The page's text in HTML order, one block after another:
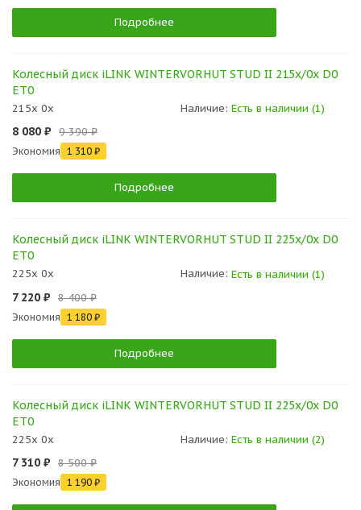
Подробнее
Колесный диск iLINK WINTERVORHUT STUD II 215x/0x D0
ET0
215x 0x Наличие: Есть в наличии (1)
8 080 ₽ 9 390 ₽
Экономия 1 310 ₽
Подробнее
Колесный диск iLINK WINTERVORHUT STUD II 225x/0x D0
ET0
225x 0x Наличие: Есть в наличии (1)
7 220 ₽ 8 400 ₽
Экономия 1 180 ₽
Подробнее
Колесный диск iLINK WINTERVORHUT STUD II 225x/0x D0
ET0
225x 0x Наличие: Есть в наличии (2)
7 310 ₽ 8 500 ₽
Экономия 1 190 ₽